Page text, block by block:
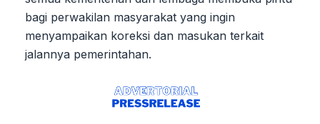
bagi perwakilan masyarakat yang ingin
menyampaikan koreksi dan masukan terkait
jalannya pemerintahan.